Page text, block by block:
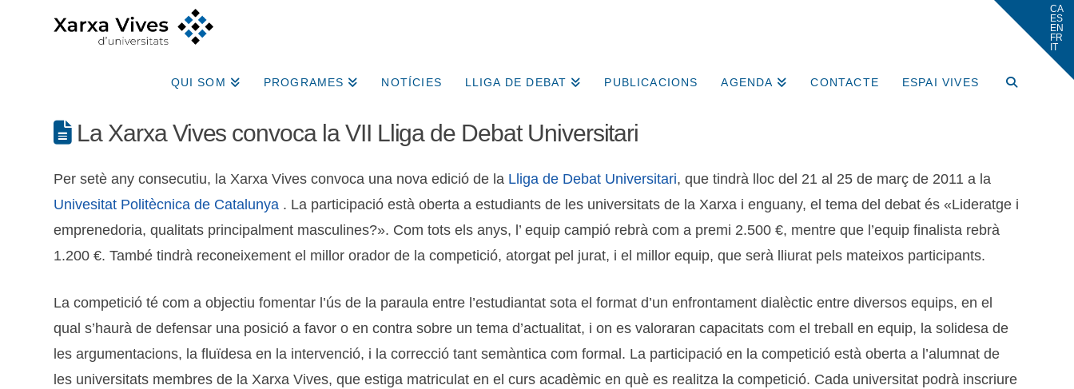
QUI SOM PROGRAMES NOTÍCIES LLIGA DE DEBAT PUBLICACIONS AGENDA CONTACTE ESPAI VIVES
La Xarxa Vives convoca la VII Lliga de Debat Universitari
Per setè any consecutiu, la Xarxa Vives convoca una nova edició de la Lliga de Debat Universitari, que tindrà lloc del 21 al 25 de març de 2011 a la
Univesitat Politècnica de Catalunya . La participació està oberta a estudiants de les universitats de la Xarxa i enguany, el tema del debat és «Lideratge i
emprenedoria, qualitats principalment masculines?». Com tots els anys, l’ equip campió rebrà com a premi 2.500 €, mentre que l’equip finalista rebrà
1.200 €. També tindrà reconeixement el millor orador de la competició, atorgat pel jurat, i el millor equip, que serà lliurat pels mateixos participants.
La competició té com a objectiu fomentar l’ús de la paraula entre l’estudiantat sota el format d’un enfrontament dialèctic entre diversos equips, en el
qual s’haurà de defensar una posició a favor o en contra sobre un tema d’actualitat, i on es valoraran capacitats com el treball en equip, la solidesa de
les argumentacions, la fluïdesa en la intervenció, i la correcció tant semàntica com formal. La participació en la competició està oberta a l’alumnat de
les universitats membres de la Xarxa Vives, que estiga matriculat en el curs acadèmic en què es realitza la competició. Cada universitat podrà inscriure